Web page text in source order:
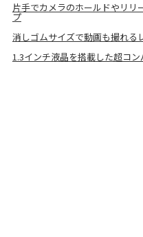
片手でカメラのホールドやリリ
プ
消しゴムサイズで動画も撮れる
1.3インチ液晶を搭載した超コ